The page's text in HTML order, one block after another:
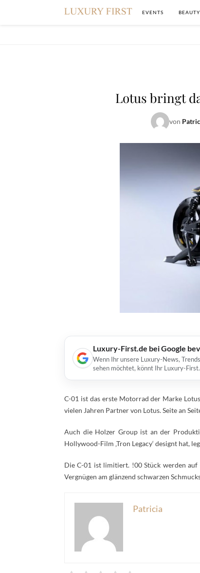
EVENTS BEAUTY
Lotus bringt
von
Luxury-First.de bei Google
Wenn Ihr unsere Luxury-News,
sehen möchtet, könnt Ihr Luxury-
C-01 ist das erste Motorrad der Marke
vielen Jahren Partner von Lotus. Seite an
Auch die Holzer Group ist an der
Hollywood-Film ‚Tron Legacy‘ designt hat,
Die C-01 ist limitiert. !00 Stück werden auf
Vergnügen am glänzend schwarzen
Patricia